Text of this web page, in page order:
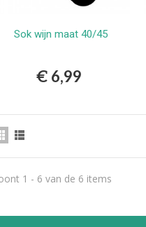
Bestellen
Sok wijn maat 40/45
€ 6,99
1 - 6 van de 6 items